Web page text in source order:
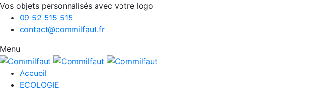
Vos objets personnalisés avec votre logo
09 52 515 515
contact@commilfaut.fr
Menu
Accueil
ECOLOGIE